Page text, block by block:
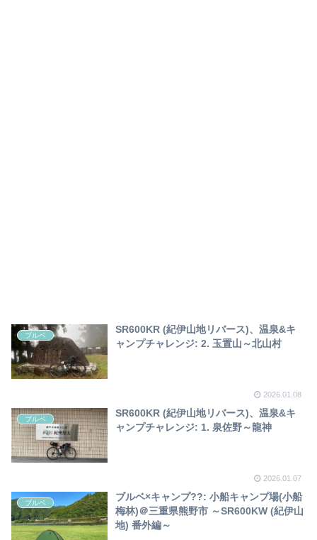
ブルベ
SR600KR (紀伊山地リバース)、温泉&キ
ャンプチャレンジ: 2. 玉置山～北山村
2026.01.08
ブルベ
SR600KR (紀伊山地リバース)、温泉&キ
ャンプチャレンジ: 1. 泉佐野～龍神
2026.01.07
ブルベ
ブルベ×キャンプ??: 小船キャンプ場(小船
梅林)＠三重県熊野市 ～SR600KW (紀伊山
地) 番外編～